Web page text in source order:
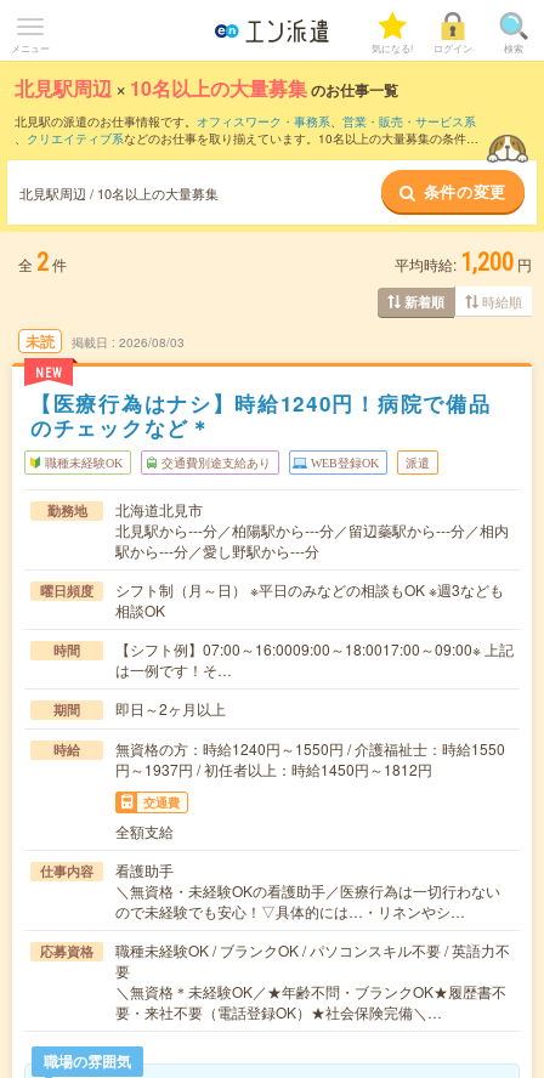
メニュー 気になる! ログイン 検索
北見駅周辺 × 10名以上の大量募集のお仕事一覧
北見駅の派遣のお仕事情報です。 オフィスワーク・事務系、 営業・販売・サービス系
、 クリエイティブ系などのお仕事を取り揃えています。10名以上の大量募集の条件の
北見駅周辺 / 10名以上の大量募集 条件の変更
全 2件 平均時給: 1,200 円
新着順 時給順
未読
NEW
掲載日 2026/08/03
【医療行為はナシ】時給1240円！病院で備品
のチェックなど＊
職種未経験OK 交通費別途支給あり WEB登録OK 派遣
勤務地
北海道北見市
北見駅から---分／柏陽駅から---分／留辺蘂駅から---分／相内
駅から---分／愛し野駅から---分
曜日頻度
シフト制（月～日） ※平日のみなどの相談もOK ※週3なども
相談OK
時間
【シフト例】07:00～16:0009:00～18:0017:00～09:00※ 上記
は一例です！そ…
期間 即日～2ヶ月以上
時給
無資格の方：時給1240円～1550円 / 介護福祉士：時給1550
円～1937円 / 初任者以上：時給1450円～1812円
交通費
全額支給
仕事内容
看護助手
＼無資格・未経験OKの看護助手／医療行為は一切行わない
ので未経験でも安心！▽具体的には…・リネンやシ…
応募資格
職種未経験OK / ブランクOK / パソコンスキル不要 / 英語力不
要
＼無資格＊未経験OK／★年齢不問・ブランクOK★履歴書不
要・来社不要（電話登録OK）★社会保険完備＼…
職場の雰囲気